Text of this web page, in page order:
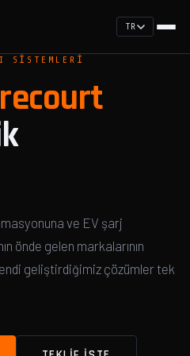
TR
SISTEMLERI
ve EV şarj
önde gelen markalarının
geliştirdiğimiz çözümler tek